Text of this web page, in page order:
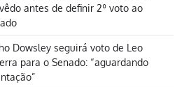
antes de definir 2º voto ao
Dowsley seguirá voto de Leo
para o Senado: “aguardando